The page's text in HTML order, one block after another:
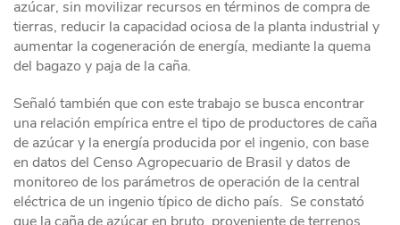
azúcar, sin movilizar recursos en términos de compra de
tierras, reducir la capacidad ociosa de la planta industrial y
aumentar la cogeneración de energía, mediante la quema
del bagazo y paja de la caña.
Señaló también que con este trabajo se busca encontrar
una relación empírica entre el tipo de productores de caña
de azúcar y la energía producida por el ingenio, con base
en datos del Censo Agropecuario de Brasil y datos de
monitoreo de los parámetros de operación de la central
eléctrica de un ingenio típico de dicho país. Se constató